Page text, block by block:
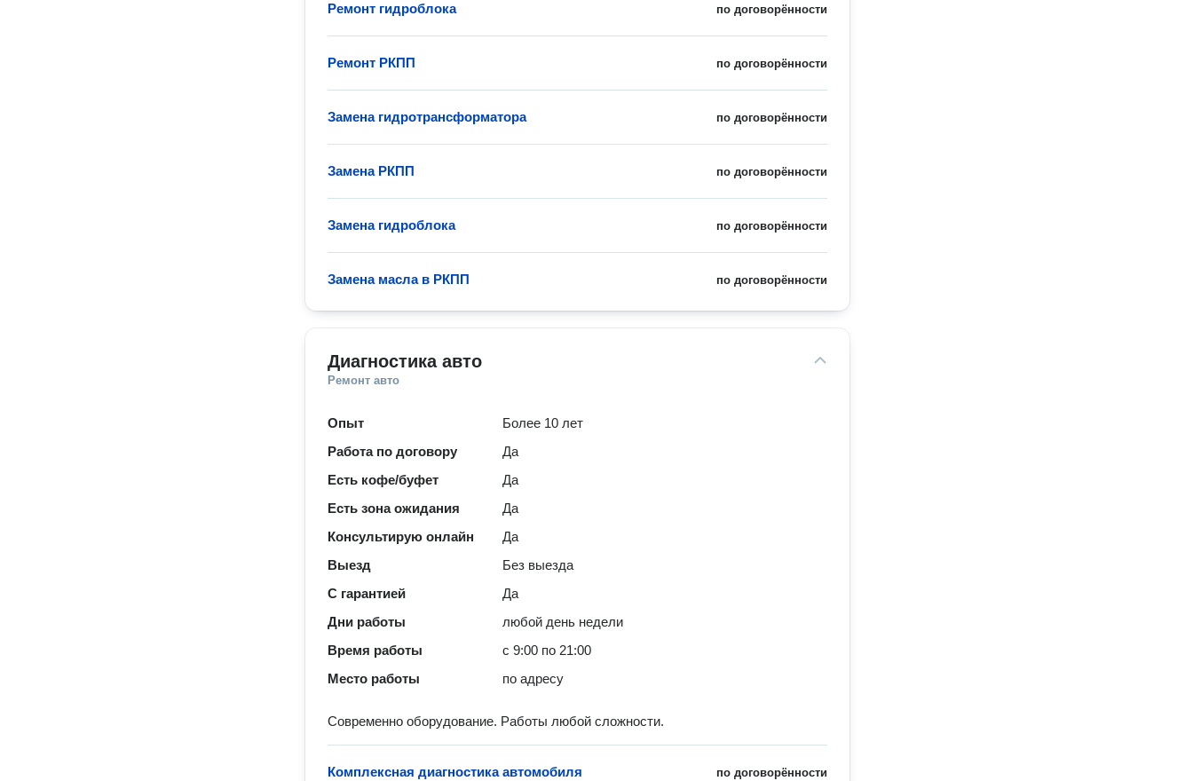
по договорённости
Ремонт гидроблока
по договорённости
Ремонт РКПП
по договорённости
Замена гидротрансформатора
по договорённости
Замена РКПП
по договорённости
Замена гидроблока
по договорённости
Замена масла в РКПП
Диагностика авто
Ремонт авто
Опыт
Более 10 лет
Работа по договору
Да
Есть кофе/буфет
Да
Есть зона ожидания
Да
Консультирую онлайн
Да
Выезд
Без выезда
С гарантией
Да
Дни работы
любой день недели
Время работы
с 9:00 по 21:00
Место работы
по адресу
Современно оборудование. Работы любой сложности.
по договорённости
Комплексная диагностика автомобиля